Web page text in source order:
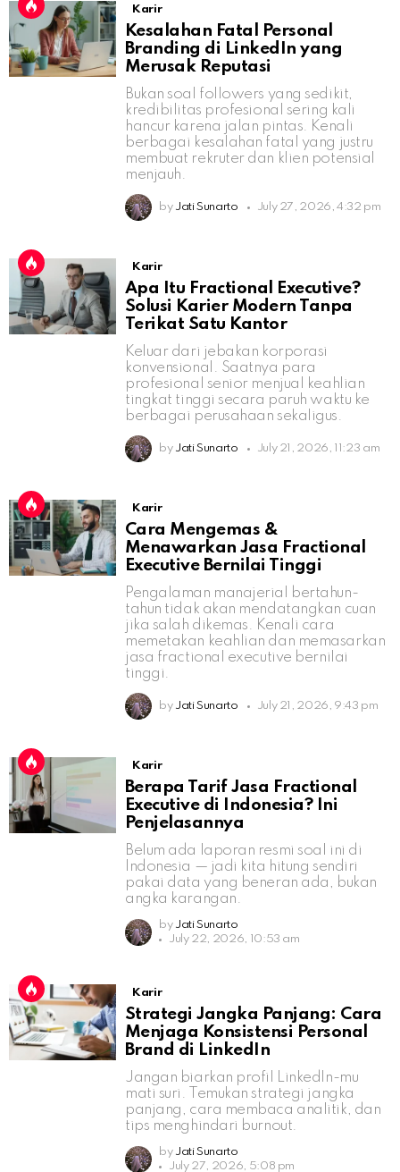
Karir
Kesalahan Fatal Personal
Branding di LinkedIn yang
Merusak Reputasi
Bukan soal followers yang sedikit,
kredibilitas profesional sering kali
hancur karena jalan pintas. Kenali
berbagai kesalahan fatal yang justru
membuat rekruter dan klien potensial
menjauh.
by Jati Sunarto July 27, 2026, 4:32 pm
Karir
Apa Itu Fractional Executive?
Solusi Karier Modern Tanpa
Terikat Satu Kantor
Keluar dari jebakan korporasi
konvensional. Saatnya para
profesional senior menjual keahlian
tingkat tinggi secara paruh waktu ke
berbagai perusahaan sekaligus.
by Jati Sunarto July 21, 2026, 11:23 am
Karir
Cara Mengemas &
Menawarkan Jasa Fractional
Executive Bernilai Tinggi
Pengalaman manajerial bertahun-
tahun tidak akan mendatangkan cuan
jika salah dikemas. Kenali cara
memetakan keahlian dan memasarkan
jasa fractional executive bernilai
tinggi.
by Jati Sunarto July 21, 2026, 9:43 pm
Karir
Berapa Tarif Jasa Fractional
Executive di Indonesia? Ini
Penjelasannya
Belum ada laporan resmi soal ini di
Indonesia — jadi kita hitung sendiri
pakai data yang beneran ada, bukan
angka karangan.
by Jati Sunarto
July 22, 2026, 10:53 am
Karir
Strategi Jangka Panjang: Cara
Menjaga Konsistensi Personal
Brand di LinkedIn
Jangan biarkan profil LinkedIn-mu
mati suri. Temukan strategi jangka
panjang, cara membaca analitik, dan
tips menghindari burnout.
by Jati Sunarto
July 27, 2026, 5:08 pm